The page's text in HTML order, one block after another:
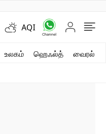
AQI
உலகம் ஹெஃல்த் வைரல்